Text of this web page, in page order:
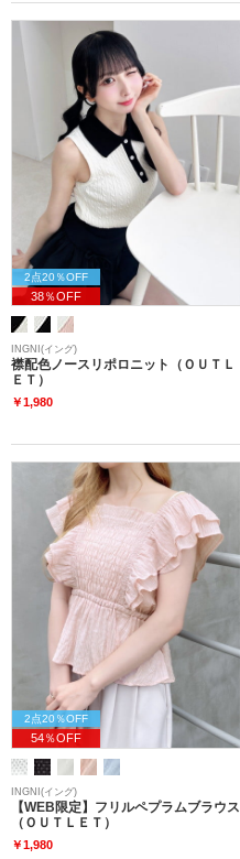
2点20％OFF
38％OFF
INGNI(イング)
襟配色ノースリポロニット（ＯＵＴＬ
ＥＴ）
￥1,980
2点20％OFF
54％OFF
INGNI(イング)
【WEB限定】フリルペプラムブラウス
（ＯＵＴＬＥＴ）
￥1,980